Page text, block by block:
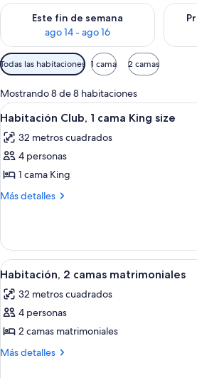
Este fin de semana
ago 14 - ago 16
Consulta la disponibilidad para este
Filtros
disponibles
para
las
habitaciones
Todas las habitaciones 1 cama 2 camas
Mostrando 8 de 8 habitaciones
Abrir
todas
las
fotos
de
Habitación
cama
King
size
8
Habitación Club, 1 cama King size
32 metros cuadrados
4 personas
1 cama King
Más detalles
Más
Club,
cama
size
Abrir
todas
las
fotos
de
Habitación,
5
Habitación, 2 camas matrimoniales
32 metros cuadrados
4 personas
2 camas matrimoniales
Más detalles
Más